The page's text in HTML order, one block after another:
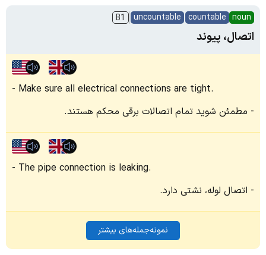
noun
countable
uncountable
B1
اتصال، پیوند
Make sure all electrical connections are tight.
مطمئن شوید تمام اتصالات برقی محکم هستند.
The pipe connection is leaking.
اتصال لوله، نشتی دارد.
نمونه‌جمله‌های بیشتر